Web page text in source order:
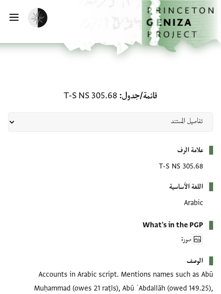
إلى المحتوى الرئيسي
الرئيسية
تفعيل الوضع المظلم
قائمة/جدول T-S NS 305.68
علامة الرف
T-S NS 305.68
اللغة الأساسية
Arabic
What's in the PGP
صورة
الوصف
Accounts in Arabic script. Mentions names such as Abū
Muḥammad (owes 21 raṭls), Abū ʿAbdallāh (owed 149.25),